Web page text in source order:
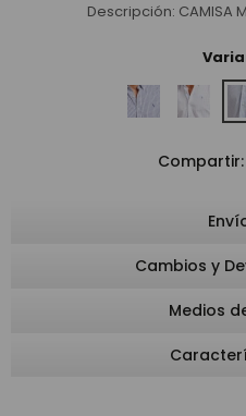
Descripción: CAMISA
Cambios y
Medios